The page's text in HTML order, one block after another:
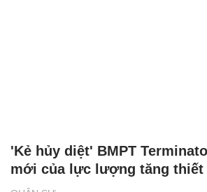
'Kẻ hủy diệt' BMPT
mới của lực lượng tăng thiết